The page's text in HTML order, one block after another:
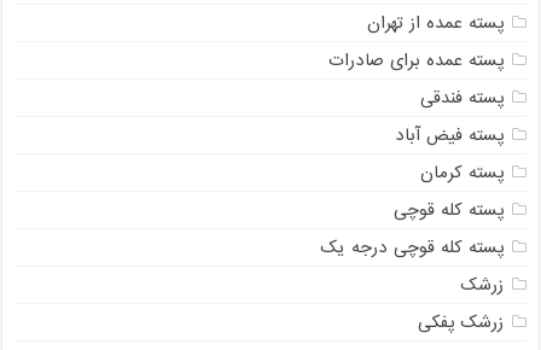
پسته عمده از تهران
پسته عمده برای صادرات
پسته فندقی
پسته فیض آباد
پسته کرمان
پسته کله قوچی
پسته کله قوچی درجه یک
زرشک
زرشک پفکی